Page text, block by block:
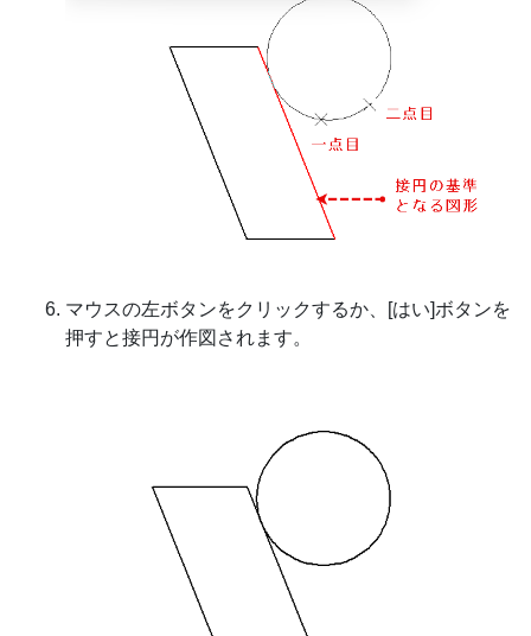
マウスの左ボタンをクリックするか、[はい]ボタンを
押すと接円が作図されます。